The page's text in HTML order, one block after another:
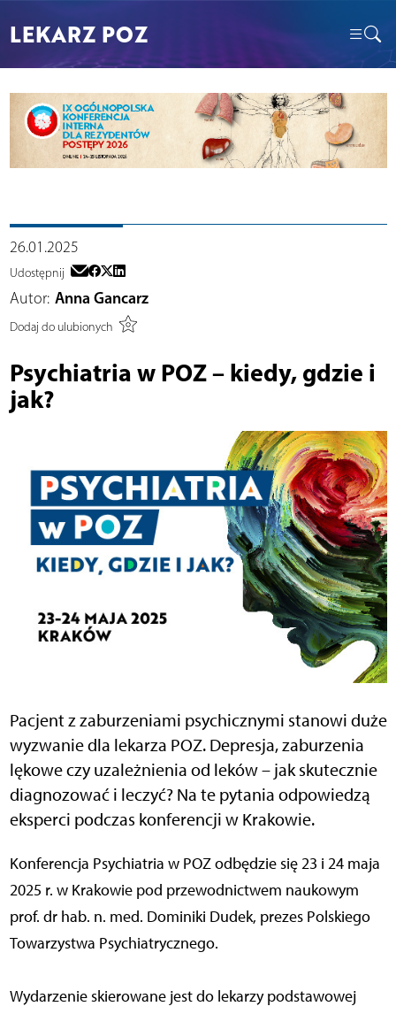
LEKARZ POZ
26.01.2025
Udostępnij
Autor: Anna Gancarz
Dodaj do ulubionych
Psychiatria w POZ – kiedy, gdzie i
jak?
Pacjent z zaburzeniami psychicznymi stanowi duże
wyzwanie dla lekarza POZ. Depresja, zaburzenia
lękowe czy uzależnienia od leków – jak skutecznie
diagnozować i leczyć? Na te pytania odpowiedzą
eksperci podczas konferencji w Krakowie.
Konferencja Psychiatria w POZ odbędzie się 23 i 24 maja
2025 r. w Krakowie pod przewodnictwem naukowym
prof. dr hab. n. med. Dominiki Dudek, prezes Polskiego
Towarzystwa Psychiatrycznego.
Wydarzenie skierowane jest do lekarzy podstawowej